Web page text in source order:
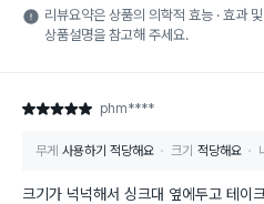
리뷰요약은 상품의 의학적 효능 · 효과
상품설명을 참고해 주세요.
별점 5점 phm****
무게 사용하기 적당해요 크기 적당해요
크기가 넉넉해서 싱크대 옆에두고 테이